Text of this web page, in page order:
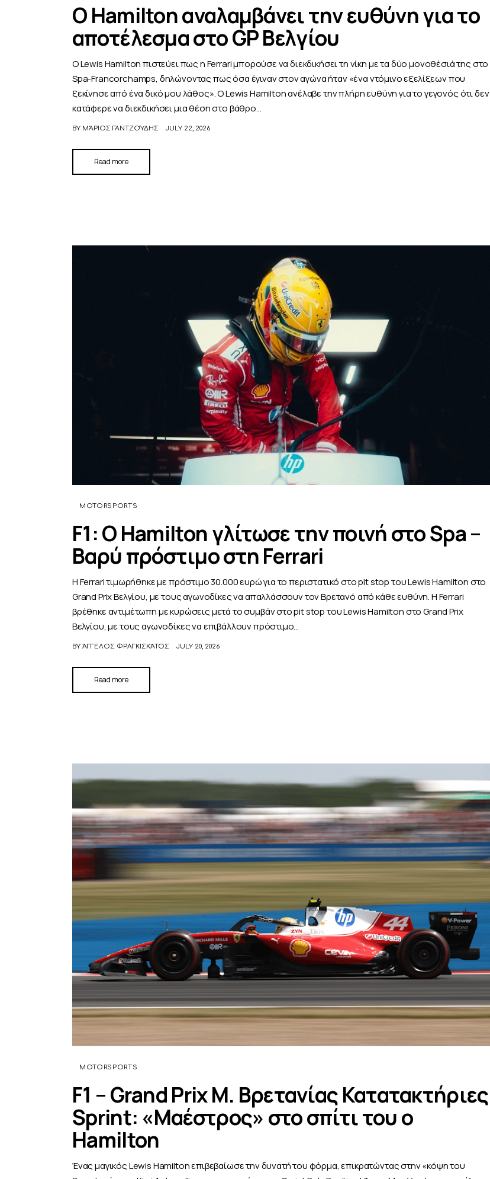
O Hamilton αναλαμβάνει την ευθύνη για το
αποτέλεσμα στο GP Βελγίου
Ο Lewis Hamilton πιστεύει πως η Ferrari μπορούσε να διεκδικήσει τη νίκη με τα δύο μονοθέσιά της στο
Spa-Francorchamps, δηλώνοντας πως όσα έγιναν στον αγώνα ήταν «ένα ντόμινο εξελίξεων που
ξεκίνησε από ένα δικό μου λάθος». Ο Lewis Hamilton ανέλαβε την πλήρη ευθύνη για το γεγονός ότι δεν
κατάφερε να διεκδικήσει μια θέση στο βάθρο…
BY ΜΆΡΙΟΣ ΓΑΝΤΖΟΎΔΗΣ JULY 22, 2026
Read more
MOTORSPORTS
F1: Ο Hamilton γλίτωσε την ποινή στο Spa –
Βαρύ πρόστιμο στη Ferrari
Η Ferrari τιμωρήθηκε με πρόστιμο 30.000 ευρώ για το περιστατικό στο pit stop του Lewis Hamilton στο
Grand Prix Βελγίου, με τους αγωνοδίκες να απαλλάσσουν τον Βρετανό από κάθε ευθύνη. Η Ferrari
βρέθηκε αντιμέτωπη με κυρώσεις μετά το συμβάν στο pit stop του Lewis Hamilton στο Grand Prix
Βελγίου, με τους αγωνοδίκες να επιβάλλουν πρόστιμο…
BY ΆΓΓΕΛΟΣ ΦΡΑΓΚΙΣΚΆΤΟΣ JULY 20, 2026
Read more
MOTORSPORTS
F1 – Grand Prix Μ. Βρετανίας Κατατακτήριες
Sprint: «Μαέστρος» στο σπίτι του ο
Hamilton
Ένας μαγικός Lewis Hamilton επιβεβαίωσε την δυνατή του φόρμα, επικρατώντας στην «κόψη του